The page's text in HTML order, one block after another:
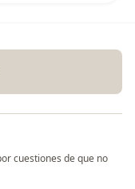
cuestiones de que no